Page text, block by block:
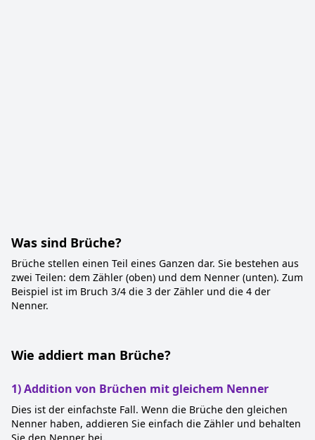
Was sind Brüche?
Brüche stellen einen Teil eines Ganzen dar. Sie bestehen aus
zwei Teilen: dem Zähler (oben) und dem Nenner (unten). Zum
Beispiel ist im Bruch 3/4 die 3 der Zähler und die 4 der
Nenner.
Wie addiert man Brüche?
1) Addition von Brüchen mit gleichem Nenner
Dies ist der einfachste Fall. Wenn die Brüche den gleichen
Nenner haben, addieren Sie einfach die Zähler und behalten